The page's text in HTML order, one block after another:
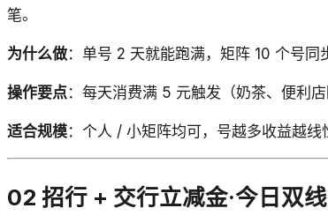
笔。
为什么做：单号 2 天就能跑满，矩阵 10 个号同
操作要点：每天消费满 5 元触发（奶茶、便利
适合规模：个人 / 小矩阵均可，号越多收益越线
02 招行 + 交行立减金·今日双